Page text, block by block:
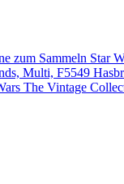
Star
The Vintage